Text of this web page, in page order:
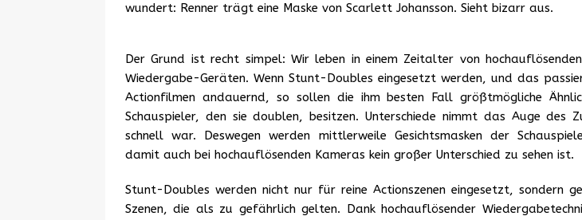
wundert: Renner trägt eine Maske von Scarlett Johansson. Sieht bizarr aus.
Der Grund ist recht simpel: Wir leben in einem Zeitalter von
Wiedergabe-Geräten. Wenn Stunt-Doubles eingesetzt werden, und das
Actionfilmen andauernd, so sollen die ihm besten Fall größtmögliche
Schauspieler, den sie doublen, besitzen. Unterschiede nimmt das Auge des
schnell war. Deswegen werden mittlerweile Gesichtsmasken der
damit auch bei hochauflösenden Kameras kein großer Unterschied zu sehen ist.
Stunt-Doubles werden nicht nur für reine Actionszenen eingesetzt, sondern
Szenen, die als zu gefährlich gelten. Dank hochauflösender